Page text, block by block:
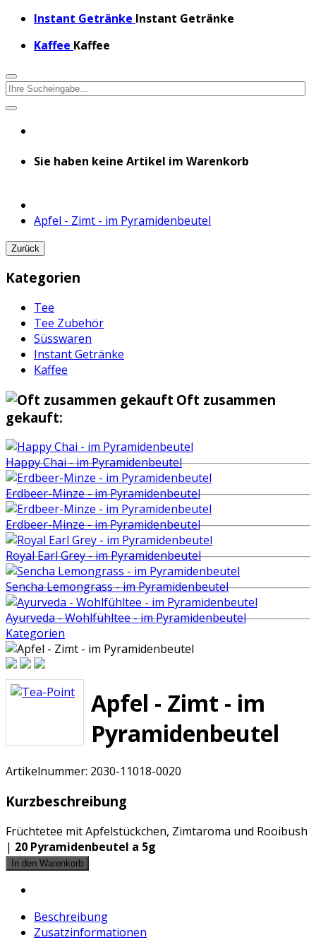
Instant Getränke Instant Getränke
Kaffee Kaffee
Sie haben keine Artikel im Warenkorb
Apfel - Zimt - im Pyramidenbeutel
Zurück
Kategorien
Tee
Tee Zubehör
Süsswaren
Instant Getränke
Kaffee
Oft zusammen
gekauft:
Happy Chai - im Pyramidenbeutel
Erdbeer-Minze - im Pyramidenbeutel
Erdbeer-Minze - im Pyramidenbeutel
Royal Earl Grey - im Pyramidenbeutel
Sencha Lemongrass - im Pyramidenbeutel
Ayurveda - Wohlfühltee - im Pyramidenbeutel
Kategorien
Apfel - Zimt - im
Pyramidenbeutel
Artikelnummer: 2030-11018-0020
Kurzbeschreibung
Früchtetee mit Apfelstückchen, Zimtaroma und Rooibush
| 20 Pyramidenbeutel a 5g
Beschreibung
Zusatzinformationen